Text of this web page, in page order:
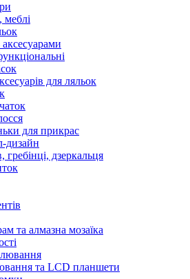
для ляльок
для прикрас
дизайн
гребінці, дзеркальця
та алмазна мозаїка
та LCD планшети